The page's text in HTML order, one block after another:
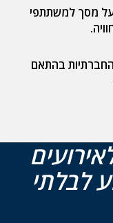
על מסך למשתתפי
בהתאם
לבלתי